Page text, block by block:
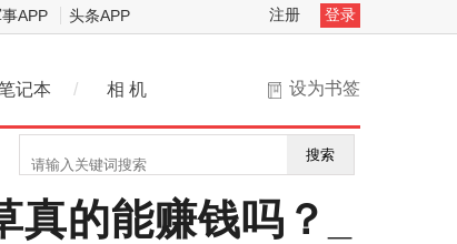
APP 头条APP 注册 登录
设为书签
记本 / 相 机
搜索
的能赚钱吗？_